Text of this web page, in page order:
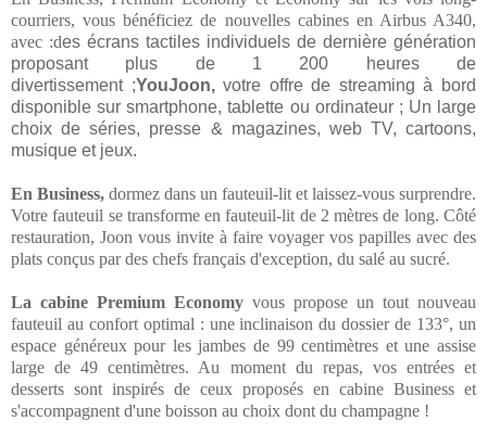
courriers, vous bénéficiez de nouvelles cabines en Airbus A340,
avec :des écrans tactiles individuels de dernière génération
proposant plus de 1 200 heures de
divertissement ;YouJoon,votre offre de streaming à bord
disponible sur smartphone, tablette ou ordinateur ; Un large
choix de séries, presse & magazines, web TV, cartoons,
musique et jeux.
En Business, dormez dans un fauteuil-lit et laissez-vous surprendre.
Votre fauteuil se transforme en fauteuil-lit de 2 mètres de long. Côté
restauration, Joon vous invite à faire voyager vos papilles avec des
plats conçus par des chefs français d'exception, du salé au sucré.
La cabine Premium Economy vous propose un tout nouveau
fauteuil au confort optimal : une inclinaison du dossier de 133°, un
espace généreux pour les jambes de 99 centimètres et une assise
large de 49 centimètres. Au moment du repas, vos entrées et
desserts sont inspirés de ceux proposés en cabine Business et
s'accompagnent d'une boisson au choix dont du champagne !